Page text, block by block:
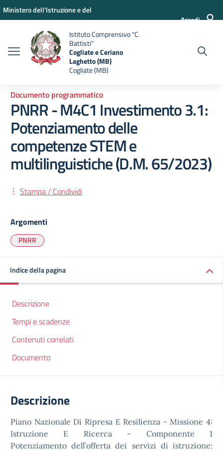
Vai ai contenuti
Vai al menu di navigazione
Vai al footer
Ministero dell’Istruzione e del
Accedi
Istituto Comprensivo "C.
Battisti"
Cogliate e Ceriano
Laghetto (MB)
Cogliate (MB)
Documento programmatico
PNRR - M4C1 Investimento 3.1:
Potenziamento delle
competenze STEM e
multilinguistiche (D.M. 65/2023)
Stampa / Condividi
Argomenti
PNRR
Indice della pagina
Descrizione
Tempi e scadenze
Contenuti correlati
Documento
Descrizione
Piano Nazionale Di Ripresa E Resilienza - Missione 4:
Istruzione E Ricerca - Componente 1
Potenziamento dell’offerta dei servizi di istruzione: